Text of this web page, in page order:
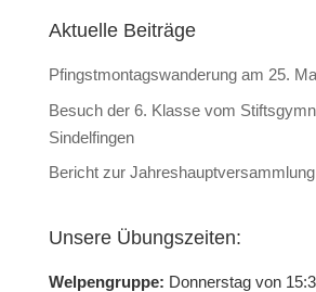
Aktuelle Beiträge
Pfingstmontagswanderung am 25.
Besuch der 6. Klasse vom
Sindelfingen
Bericht zur
Unsere Übungszeiten:
Welpengruppe: Donnerstag von